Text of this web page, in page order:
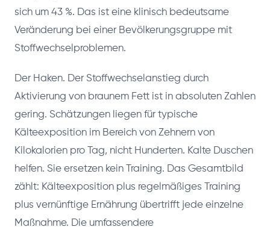
sich um 43 %. Das ist eine klinisch bedeutsame
Veränderung bei einer Bevölkerungsgruppe mit
Stoffwechselproblemen.
Der Haken. Der Stoffwechselanstieg durch
Aktivierung von braunem Fett ist in absoluten Zahlen
gering. Schätzungen liegen für typische
Kälteexposition im Bereich von Zehnern von
Kilokalorien pro Tag, nicht Hunderten. Kalte Duschen
helfen. Sie ersetzen kein Training. Das Gesamtbild
zählt: Kälteexposition plus regelmäßiges Training
plus vernünftige Ernährung übertrifft jede einzelne
Maßnahme. Die umfassendere